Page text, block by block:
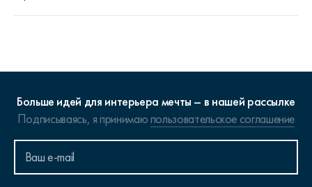
Больше идей для интерьера мечты – в нашей рассылке
Подписываясь, я принимаюпользовательское соглашение